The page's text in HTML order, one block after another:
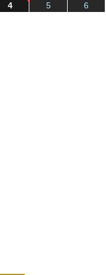
4 5 6